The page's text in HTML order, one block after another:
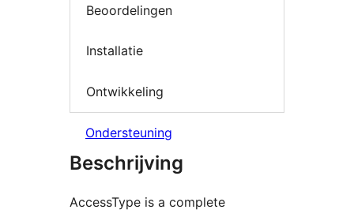
Beoordelingen
Installatie
Ontwikkeling
Ondersteuning
Beschrijving
AccessType is a complete